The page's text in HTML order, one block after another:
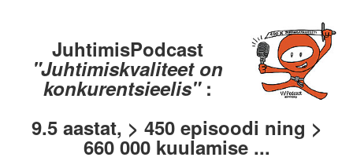
JuhtimisPodcast
"Juhtimiskvaliteet on
konkurentsieelis" :
9.5 aastat, > 450 episoodi ning >
660 000 kuulamise ...